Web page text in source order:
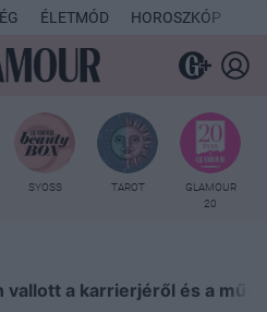
ÉLETMÓD HOROSZKÓP
SYOSS TAROT
GLAMOUR
20
vallott a karrierjéről és a